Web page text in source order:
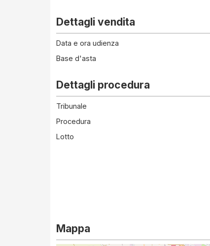
Dettagli vendita
Data e ora udienza
Base d'asta
Dettagli procedura
Tribunale
Procedura
Lotto
Mappa